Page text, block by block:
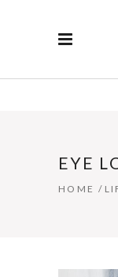
EYE
HOME /